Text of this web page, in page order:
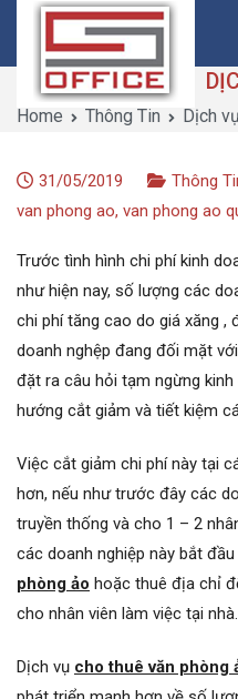
content
Saigon-Office
Saving Is Solution
Home Thông Tin Dịch
31/05/2019 Thông
van phong ao, van phong ao
Trước tình hình chi phí kinh
như hiện nay, số lượng các
chi phí tăng cao do giá xăng ,
doanh nghệp đang đối mặt
đặt ra câu hỏi tạm ngừng
hướng cắt giảm và tiết kiệm
Việc cắt giảm chi phí này tại
hơn, nếu như trước đây các
truyền thống và cho 1 – 2
các doanh nghiệp này bắt
phòng ảo hoặc thuê địa chỉ
cho nhân viên làm việc tại nhà.
Dịch vụ cho thuê văn phòng